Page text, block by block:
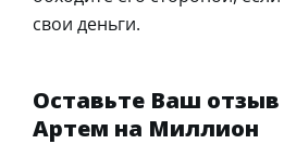
свои деньги.
Оставьте Ваш отзыв
Артем на Миллион